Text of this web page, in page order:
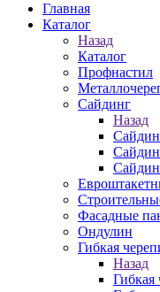
Главная
Каталог
Назад
Каталог
Профнастил
Сайдинг
Назад
Фасадные
Ондулин
Гибкая
Назад
Гибкая